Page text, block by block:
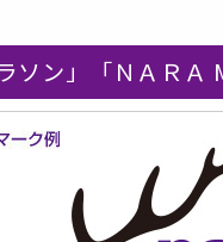
ン」「ＮＡＲＡ